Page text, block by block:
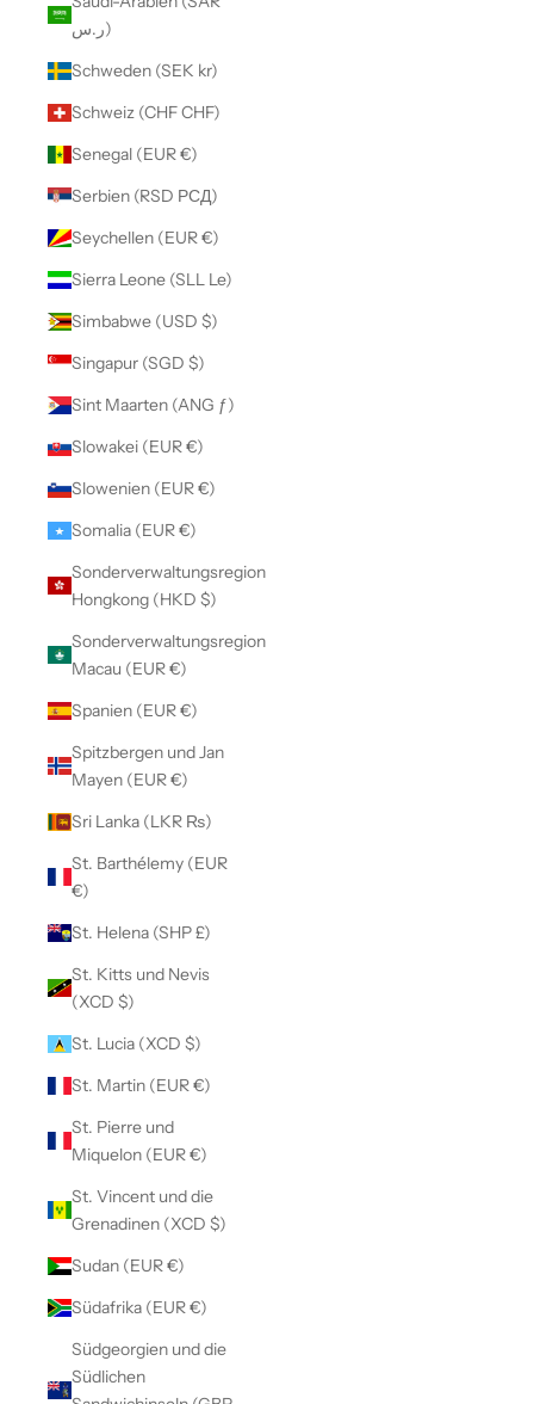
ر.س)
Schweden (SEK kr)
Schweiz (CHF CHF)
Senegal (EUR €)
Serbien (RSD РСД)
Seychellen (EUR €)
Sierra Leone (SLL Le)
Simbabwe (USD $)
Singapur (SGD $)
Sint Maarten (ANG ƒ)
Slowakei (EUR €)
Slowenien (EUR €)
Somalia (EUR €)
Sonderverwaltungsregion
Hongkong (HKD $)
Sonderverwaltungsregion
Macau (EUR €)
Spanien (EUR €)
Spitzbergen und Jan
Mayen (EUR €)
Sri Lanka (LKR ₨)
St. Barthélemy (EUR
€)
St. Helena (SHP £)
St. Kitts und Nevis
(XCD $)
St. Lucia (XCD $)
St. Martin (EUR €)
St. Pierre und
Miquelon (EUR €)
St. Vincent und die
Grenadinen (XCD $)
Sudan (EUR €)
Südafrika (EUR €)
Südgeorgien und die
Südlichen